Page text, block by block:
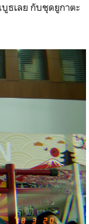
ธเลย กับชุดยูกาตะ